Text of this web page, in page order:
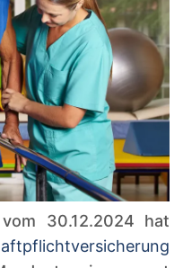
30.12.2024 hat